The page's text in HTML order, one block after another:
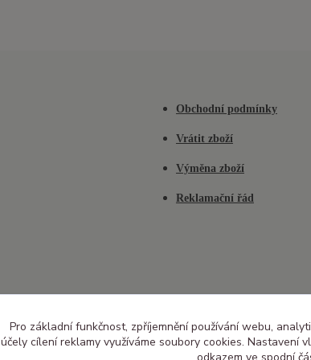
Obchodní podmínky
Vrátit zboží
Výměna zboží
Reklamační řád
Pro základní funkčnost, zpříjemnění používání webu,
účely cílení reklamy využíváme soubory cookies. Nastavení